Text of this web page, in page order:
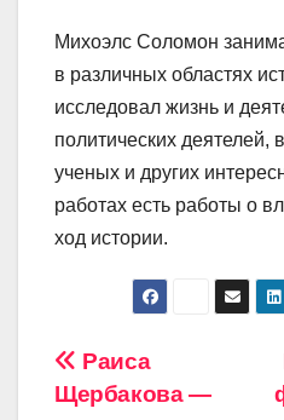
Михоэлс Соломон
в различных областях
исследовал жизнь и
политических деятелей,
ученых и других
работах есть работы о
ход истории.
Навигация
Раиса
Щербакова —